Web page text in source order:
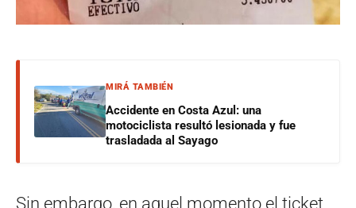
MIRÁ TAMBIÉN
Accidente en Costa Azul: una
motociclista resultó lesionada y fue
trasladada al Sayago
Sin embargo, en aquel momento el ticket